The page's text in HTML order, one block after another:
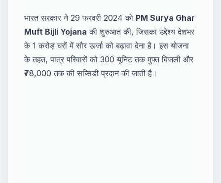
भारत सरकार ने 29 फरवरी 2024 को PM Surya Ghar
Muft Bijli Yojana की शुरुआत की, जिसका उद्देश्य देशभर
के 1 करोड़ घरों में सौर ऊर्जा को बढ़ावा देना है। इस योजना
के तहत, पात्र परिवारों को 300 यूनिट तक मुफ्त बिजली और
₹78,000 तक की सब्सिडी प्रदान की जाती है।